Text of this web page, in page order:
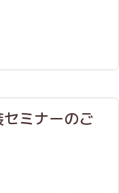
セミナーのご